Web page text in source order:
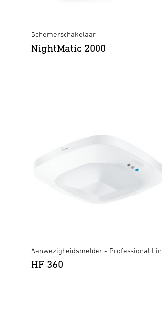
Schemerschakelaar
NightMatic 2000
Aanwezigheidsmelder - Professional
HF 360